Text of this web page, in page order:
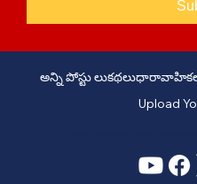
అన్ని పోస్టు లుకథలు
Upload